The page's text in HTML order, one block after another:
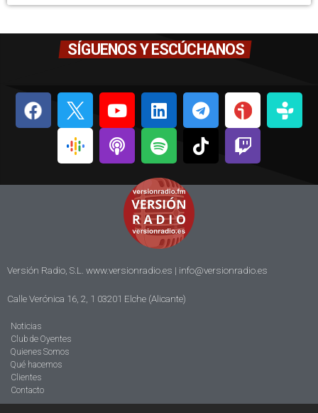
SÍGUENOS Y ESCÚCHANOS
Versión Radio, S.L. www.versionradio.es | info@versionradio.es
Calle Verónica 16, 2, 1 03201 Elche (Alicante)
Noticias
Club de Oyentes
Quienes Somos
Qué hacemos
Clientes
Contacto